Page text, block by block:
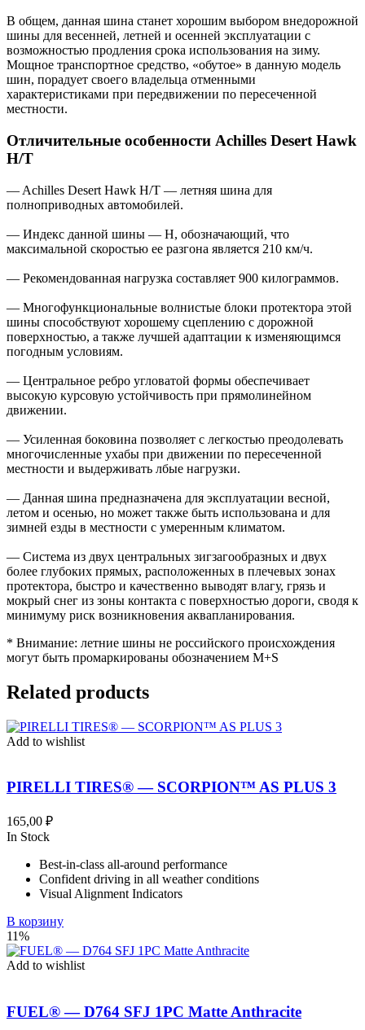
В общем, данная шина станет хорошим выбором внедорожной
шины для весенней, летней и осенней эксплуатации с
возможностью продления срока использования на зиму.
Мощное транспортное средство, «обутое» в данную модель
шин, порадует своего владельца отменными
характеристиками при передвижении по пересеченной
местности.
Отличительные особенности Achilles Desert Hawk
H/T
— Achilles Desert Hawk H/T — летняя шина для
полноприводных автомобилей.
— Индекс данной шины — H, обозначающий, что
максимальной скоростью ее разгона является 210 км/ч.
— Рекомендованная нагрузка составляет 900 килограммов.
— Многофункциональные волнистые блоки протектора этой
шины способствуют хорошему сцеплению с дорожной
поверхностью, а также лучшей адаптации к изменяющимся
погодным условиям.
— Центральное ребро угловатой формы обеспечивает
высокую курсовую устойчивость при прямолинейном
движении.
— Усиленная боковина позволяет с легкостью преодолевать
многочисленные ухабы при движении по пересеченной
местности и выдерживать лбые нагрузки.
— Данная шина предназначена для эксплуатации весной,
летом и осенью, но может также быть использована и для
зимней езды в местности с умеренным климатом.
— Система из двух центральных зигзагообразных и двух
более глубоких прямых, расположенных в плечевых зонах
протектора, быстро и качественно выводят влагу, грязь и
мокрый снег из зоны контакта с поверхностью дороги, сводя к
минимуму риск возникновения аквапланирования.
* Внимание: летние шины не российского происхождения
могут быть промаркированы обозначением M+S
Related products
Add to wishlist
PIRELLI TIRES® — SCORPION™ AS PLUS 3
165,00 ₽
In Stock
Best-in-class all-around performance
Confident driving in all weather conditions
Visual Alignment Indicators
В корзину
11%
Add to wishlist
FUEL® — D764 SFJ 1PC Matte Anthracite